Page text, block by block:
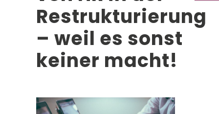
Restrukturierung
– weil es sonst
keiner macht!